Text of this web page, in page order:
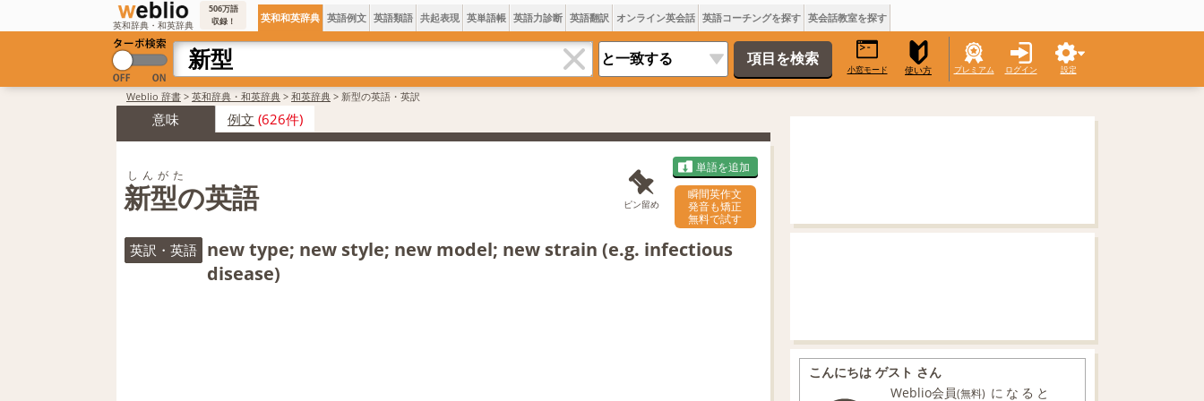
英和辞典・和英辞典
506万語
収録！
英和和英辞典 英語例文 英語類語 共起表現 英単語帳 英語力診断 英語翻訳 オンライン英会話 英語コーチングを探す 英会話教室を探す
小窓モード 使い方 プレミアム ログイン 設定
Weblio 辞書 > 英和辞典・和英辞典 > 和英辞典 > 新型の英語・英訳
意味 例文 (626件)
新型の英語
しんがた
ピン留め
単語を追加
瞬間英作文
発音も矯正
無料で試す
英訳・英語 new type; new style; new model; new strain (e.g. infectious
disease)
こんにちは ゲスト さん
Weblio会員(無料) になると